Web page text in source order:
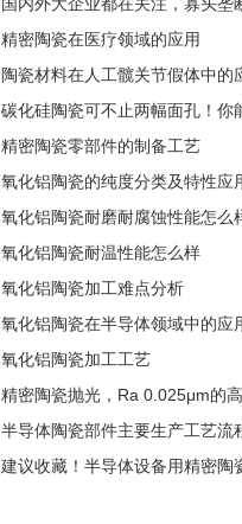
精密陶瓷在医疗领域的应用
陶瓷材料在人工髋关节假体中的
精密陶瓷零部件的制备工艺
氧化铝陶瓷的纯度分类及特性应
氧化铝陶瓷耐磨耐腐蚀性能怎么
氧化铝陶瓷耐温性能怎么样
氧化铝陶瓷加工难点分析
氧化铝陶瓷在半导体领域中的应
氧化铝陶瓷加工工艺
半导体陶瓷部件主要生产工艺流